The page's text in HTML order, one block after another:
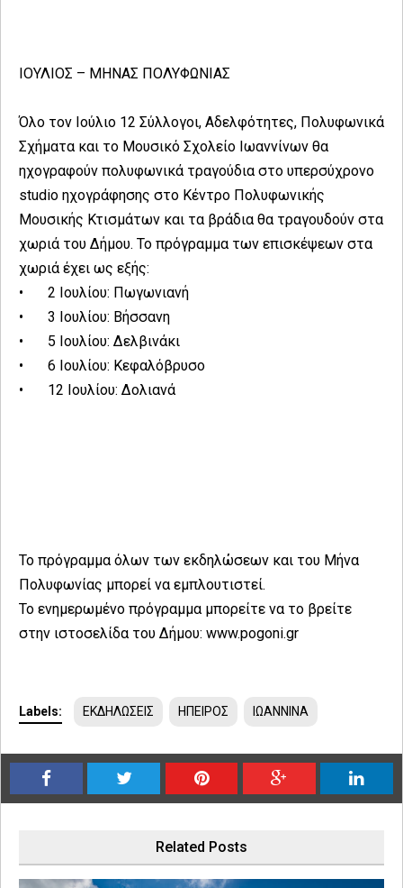
ΙΟΥΛΙΟΣ – ΜΗΝΑΣ ΠΟΛΥΦΩΝΙΑΣ
Όλο τον Ιούλιο 12 Σύλλογοι, Αδελφότητες, Πολυφωνικά
Σχήματα και το Μουσικό Σχολείο Ιωαννίνων θα
ηχογραφούν πολυφωνικά τραγούδια στο υπερσύχρονο
studio ηχογράφησης στο Κέντρο Πολυφωνικής
Μουσικής Κτισμάτων και τα βράδια θα τραγουδούν στα
χωριά του Δήμου. Το πρόγραμμα των επισκέψεων στα
χωριά έχει ως εξής:
•
2 Ιουλίου: Πωγωνιανή
•
3 Ιουλίου: Βήσσανη
•
5 Ιουλίου: Δελβινάκι
•
6 Ιουλίου: Κεφαλόβρυσο
•
12 Ιουλίου: Δολιανά
Το πρόγραμμα όλων των εκδηλώσεων και του Μήνα
Πολυφωνίας μπορεί να εμπλουτιστεί.
Το ενημερωμένο πρόγραμμα μπορείτε να το βρείτε
στην ιστοσελίδα του Δήμου: www.pogoni.gr
Labels: ΕΚΔΗΛΩΣΕΙΣ ΗΠΕΙΡΟΣ ΙΩΑΝΝΙΝΑ
Related Posts